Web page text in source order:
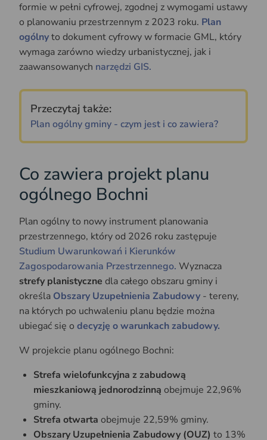
formie w pełni cyfrowej, zgodnej z wymogami ustawy
o planowaniu przestrzennym z 2023 roku. Plan
ogólnyto dokument cyfrowy w formacie GML, który
wymaga zarówno wiedzy urbanistycznej, jak i
zaawansowanych narzędzi GIS.
Przeczytaj także:
Plan ogólny gminy - czym jest i co zawiera?
Co zawiera projekt planu
ogólnego Bochni
Plan ogólny to nowy instrument planowania
przestrzennego, który od 2026 roku zastępuje
Studium Uwarunkowań i Kierunków
Zagospodarowania Przestrzennego. Wyznacza
strefy planistyczne dla całego obszaru gminy i
określa Obszary Uzupełnienia Zabudowy- tereny,
na których po uchwaleniu planu będzie można
ubiegać się o decyzję o warunkach zabudowy.
W projekcie planu ogólnego Bochni:
Strefa wielofunkcyjna z zabudową
mieszkaniową jednorodzinną obejmuje 22,96%
gminy.
Strefa otwarta obejmuje 22,59% gminy.
Obszary Uzupełnienia Zabudowy (OUZ) to 13%